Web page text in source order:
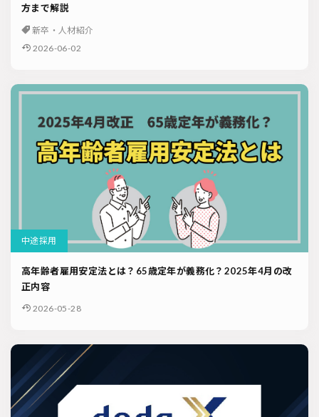
方まで解説
新卒・人材紹介
2026-06-02
中途採用
高年齢者雇用安定法とは？65歳定年が義務化？2025年4月の改
正内容
2026-05-28